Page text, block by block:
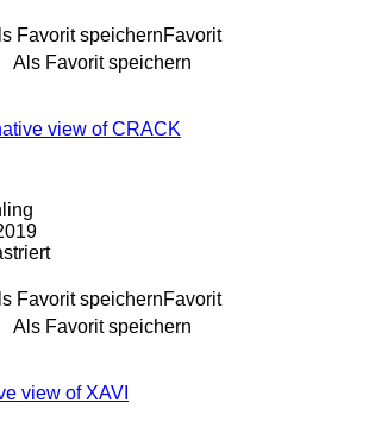
Favorit speichernFavorit
Als Favorit speichern
Favorit speichernFavorit
Als Favorit speichern